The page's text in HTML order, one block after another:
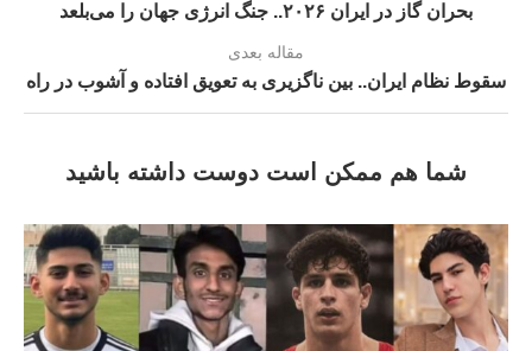
بحران گاز در ایران ۲۰۲۶.. جنگ انرژی جهان را می‌بلعد
مقاله بعدی
سقوط نظام ایران.. بین ناگزیری به تعویق افتاده و آشوب در راه
شما هم ممکن است دوست داشته باشید